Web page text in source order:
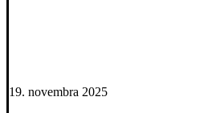
19. novembra 2025